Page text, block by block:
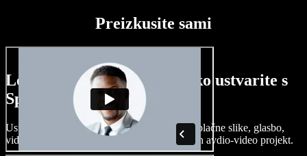
Preizkusite sami
Le nekaj primerov, kaj lahko ustvarite s
Speechify Studio.
Ustvarjajte govorne posnetke, dodajajte brezplačne slike, glasbo,
videe, klonirajte svoj glas in pripravite celoten avdio-video projekt.